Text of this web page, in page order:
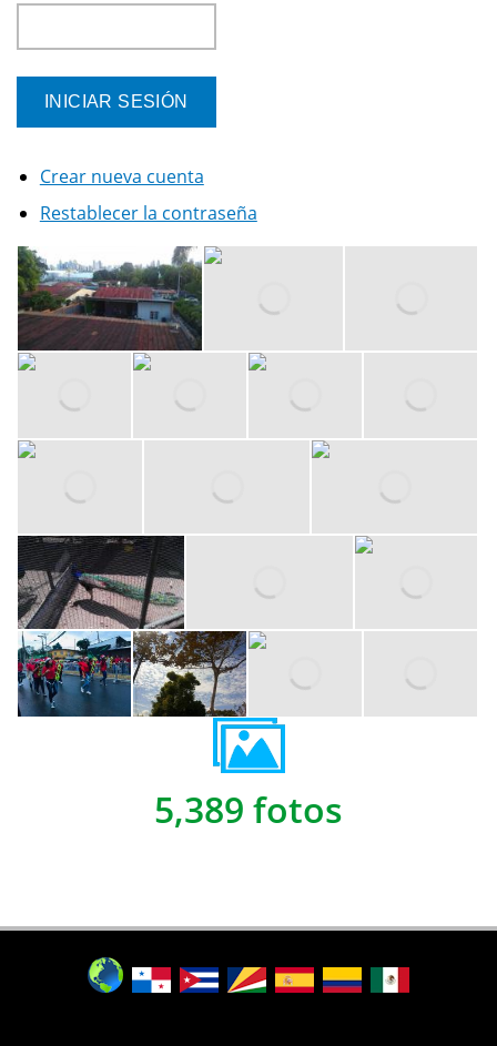
Crear nueva cuenta
Restablecer la contraseña
5,389 fotos